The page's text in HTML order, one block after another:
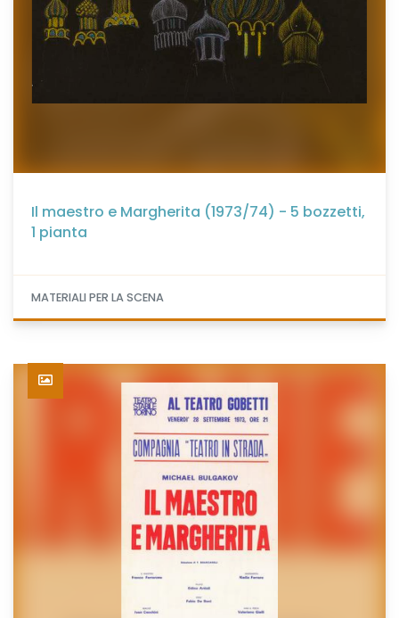
Il maestro e Margherita (1973/74) - 5 bozzetti,
1 pianta
MATERIALI PER LA SCENA